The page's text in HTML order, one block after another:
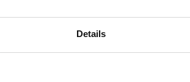
Details